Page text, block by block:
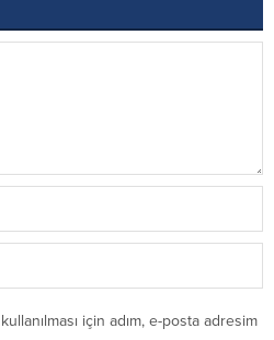
için adım, e-posta adresim